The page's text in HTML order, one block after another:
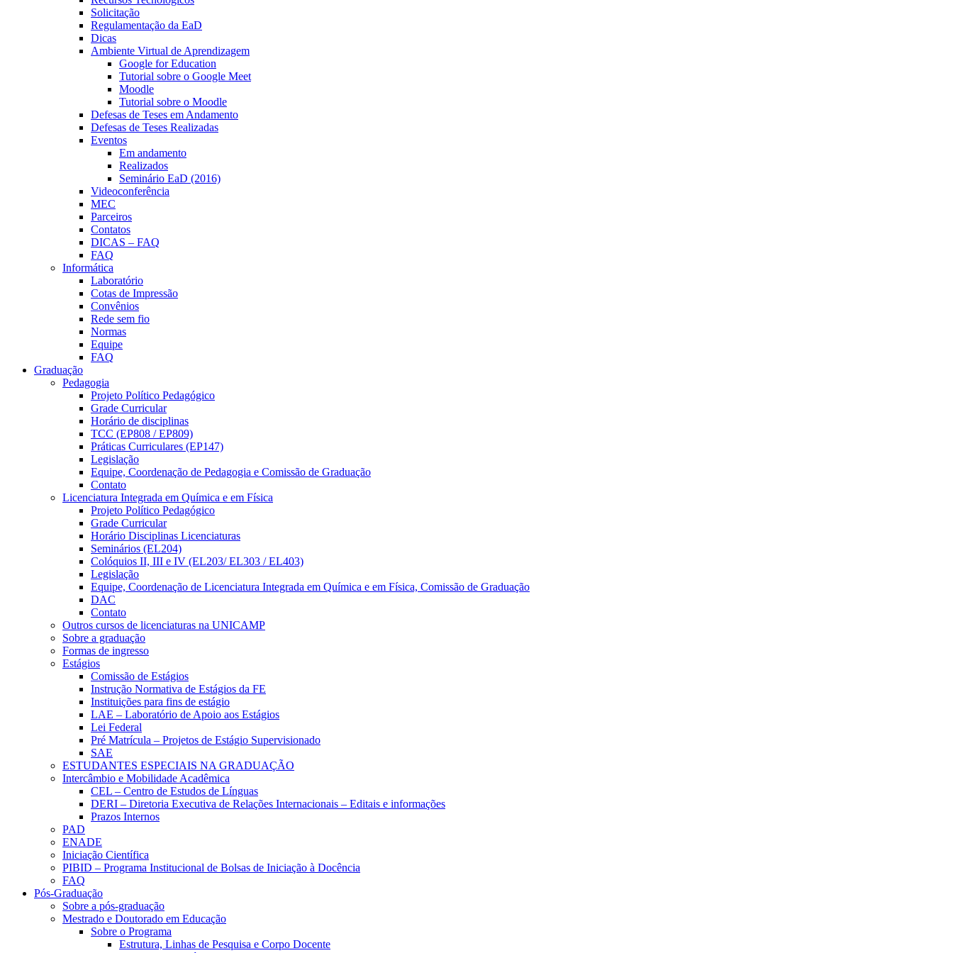
Solicitação
Regulamentação da EaD
Dicas
Ambiente Virtual de Aprendizagem
Google for Education
Tutorial sobre o Google Meet
Moodle
Tutorial sobre o Moodle
Defesas de Teses em Andamento
Defesas de Teses Realizadas
Eventos
Em andamento
Realizados
Seminário EaD (2016)
Videoconferência
MEC
Parceiros
Contatos
DICAS – FAQ
FAQ
Informática
Laboratório
Cotas de Impressão
Convênios
Rede sem fio
Normas
Equipe
FAQ
Graduação
Pedagogia
Projeto Político Pedagógico
Grade Curricular
Horário de disciplinas
TCC (EP808 / EP809)
Práticas Curriculares (EP147)
Legislação
Equipe, Coordenação de Pedagogia e Comissão de Graduação
Contato
Licenciatura Integrada em Química e em Física
Projeto Político Pedagógico
Grade Curricular
Horário Disciplinas Licenciaturas
Seminários (EL204)
Colóquios II, III e IV (EL203/ EL303 / EL403)
Legislação
Equipe, Coordenação de Licenciatura Integrada em Química e em Física, Comissão de Graduação
DAC
Contato
Outros cursos de licenciaturas na UNICAMP
Sobre a graduação
Formas de ingresso
Estágios
Comissão de Estágios
Instrução Normativa de Estágios da FE
Instituições para fins de estágio
LAE – Laboratório de Apoio aos Estágios
Lei Federal
Pré Matrícula – Projetos de Estágio Supervisionado
SAE
ESTUDANTES ESPECIAIS NA GRADUAÇÃO
Intercâmbio e Mobilidade Acadêmica
CEL – Centro de Estudos de Línguas
DERI – Diretoria Executiva de Relações Internacionais – Editais e informações
Prazos Internos
PAD
ENADE
Iniciação Científica
PIBID – Programa Institucional de Bolsas de Iniciação à Docência
FAQ
Pós-Graduação
Sobre a pós-graduação
Mestrado e Doutorado em Educação
Sobre o Programa
Estrutura, Linhas de Pesquisa e Corpo Docente